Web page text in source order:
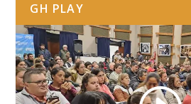
GH PLAY